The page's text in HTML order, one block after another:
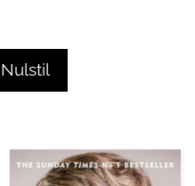
Nulstil